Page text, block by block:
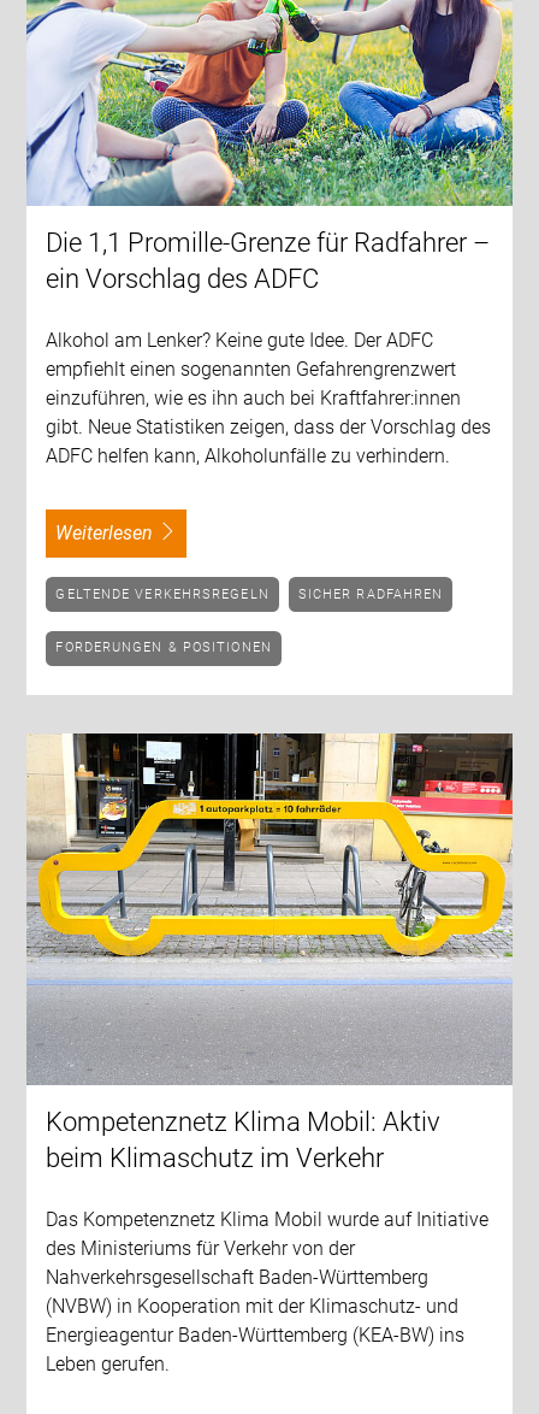
Die 1,1 Promille-Grenze für Radfahrer –
ein Vorschlag des ADFC
Alkohol am Lenker? Keine gute Idee. Der ADFC
empfiehlt einen sogenannten Gefahrengrenzwert
einzuführen, wie es ihn auch bei Kraftfahrer:innen
gibt. Neue Statistiken zeigen, dass der Vorschlag des
ADFC helfen kann, Alkoholunfälle zu verhindern.
weiterlesen
GELTENDE VERKEHRSREGELN SICHER RADFAHREN
FORDERUNGEN & POSITIONEN
Kompetenznetz Klima Mobil: Aktiv
beim Klimaschutz im Verkehr
Das Kompetenznetz Klima Mobil wurde auf Initiative
des Ministeriums für Verkehr von der
Nahverkehrsgesellschaft Baden-Württemberg
(NVBW) in Kooperation mit der Klimaschutz- und
Energieagentur Baden-Württemberg (KEA-BW) ins
Leben gerufen.